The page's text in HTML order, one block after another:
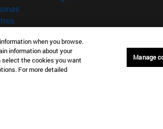
(abre en nueva ventana)
(abre en nueva ventana)
Accesibilidad
Configuración de
when you browse.
information about your
select the cookies you want
For more detailed
Manage